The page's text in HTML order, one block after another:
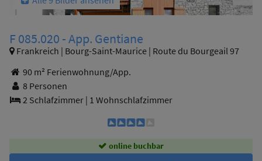
F 085.020 - App. Gentiane
Frankreich | Bourg-Saint-Maurice | Route du Bourgeail 97
90 m² Ferienwohnung/App.
8 Personen
2 Schlafzimmer | 1 Wohnschlafzimmer
online buchbar